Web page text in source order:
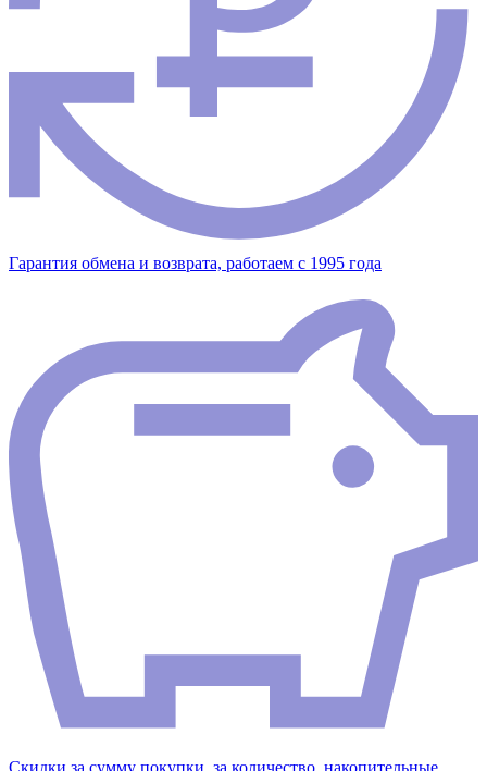
Гарантия обмена и возврата, работаем с 1995 года